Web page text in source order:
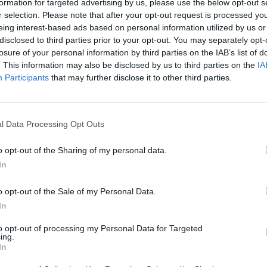
for targeted advertising by us, please use the below opt-out
selection. Please note that after your opt-out request is processed
interest-based ads based on personal information utilized by us
to third parties prior to your opt-out. You may separately
of your personal information by third parties on the IAB’s list of
This information may also be disclosed by us to third parties on the
Participants that may further disclose it to other third parties.
Data Processing Opt Outs
opt-out of the Sharing of my personal data.
opt-out of the Sale of my Personal Data.
opt-out of processing my Personal Data for Targeted
Studijos Mokslas
Visi įrašai
–
Liūdna vyresnio amžiaus dirbančiųjų
užgaulūs įvardžiai
Nyderlanduose apgynė čempionų vardą